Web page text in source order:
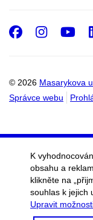
© 2026 Masarykova
Správce webu
K
obsahu a
klikněte na
souhlas k jejich
Upravit